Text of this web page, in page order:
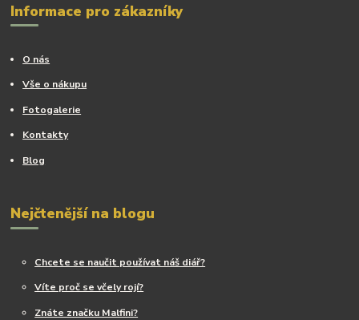
Informace pro zákazníky
O nás
Vše o nákupu
Fotogalerie
Kontakty
Blog
Nejčtenější na blogu
Chcete se naučit používat náš diář?
Víte proč se včely rojí?
Znáte značku Malfini?